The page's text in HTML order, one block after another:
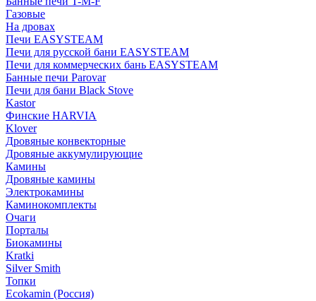
Газовые
На дровах
Печи EASYSTEAM
Печи для русской бани EASYSTEAM
Печи для коммерческих бань EASYSTEAM
Банные печи Parovar
Печи для бани Black Stove
Kastor
Финские HARVIA
Klover
Дровяные конвекторные
Дровяные аккумулирующие
Камины
Дровяные камины
Электрокамины
Каминокомплекты
Очаги
Порталы
Биокамины
Kratki
Silver Smith
Топки
Ecokamin (Россия)